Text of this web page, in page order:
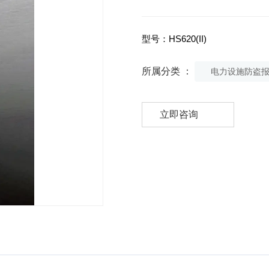
型号：HS620(II)
所属分类 ： 电力设施防盗
立即咨询